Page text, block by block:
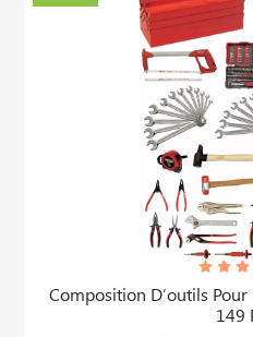
Composition D′outils
149